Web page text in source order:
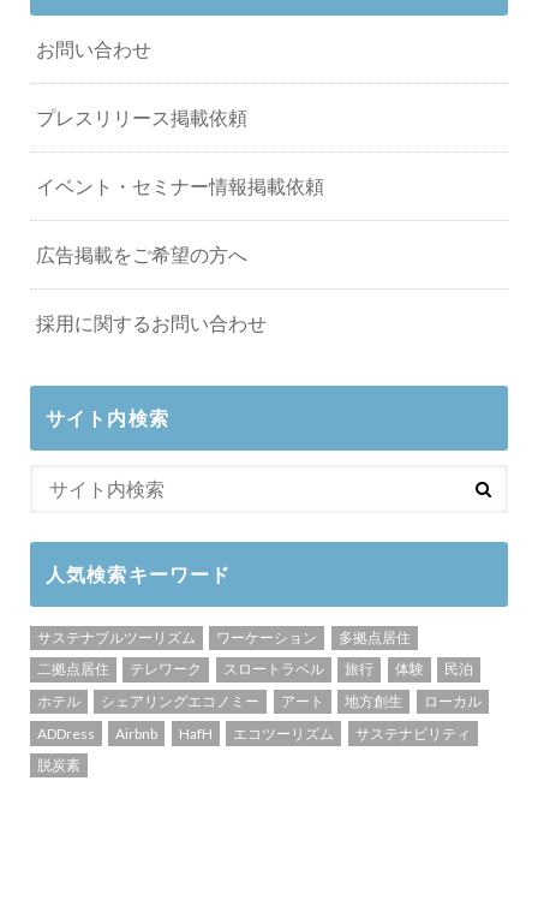
お問い合わせ
プレスリリース掲載依頼
イベント・セミナー情報掲載依頼
広告掲載をご希望の方へ
採用に関するお問い合わせ
サイト内検索
人気検索キーワード
サステナブルツーリズム ワーケーション
多拠点居住
二拠点居住
テレワーク スロートラベル 旅行 体験
民泊
ホテル
シェアリングエコノミー アート 地方創生
ローカル
ADDress
Airbnb HafH エコツーリズム
サステナビリティ
脱炭素